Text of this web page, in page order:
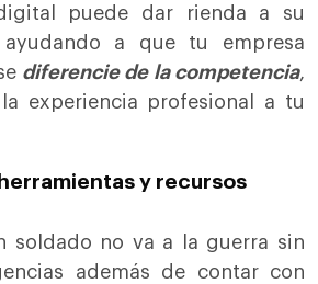
puede dar rienda a su
ayudando a que tu empresa
diferencie de la competencia,
experiencia profesional a tu
y recursos
soldado no va a la guerra sin
además de contar con